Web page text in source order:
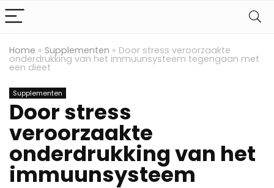
Home » Supplementen » Door stress veroorzaakte
onderdrukking van het immuunsysteem tegengaan met
een dieet
Supplementen
Door stress
veroorzaakte
onderdrukking van het
immuunsysteem